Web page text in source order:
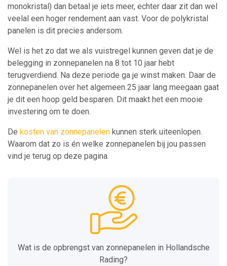
monokristal) dan betaal je iets meer, echter daar zit dan wel
veelal een hoger rendement aan vast. Voor de polykristal
panelen is dit precies andersom.
Wel is het zo dat we als vuistregel kunnen geven dat je de
belegging in zonnepanelen na 8 tot 10 jaar hebt
terugverdiend. Na deze periode ga je winst maken. Daar de
zonnepanelen over het algemeen 25 jaar lang meegaan gaat
je dit een hoop geld besparen. Dit maakt het een mooie
investering om te doen.
De kosten van zonnepanelen kunnen sterk uiteenlopen.
Waarom dat zo is én welke zonnepanelen bij jou passen
vind je terug op deze pagina.
Wat is de opbrengst van zonnepanelen in Hollandsche
Rading?